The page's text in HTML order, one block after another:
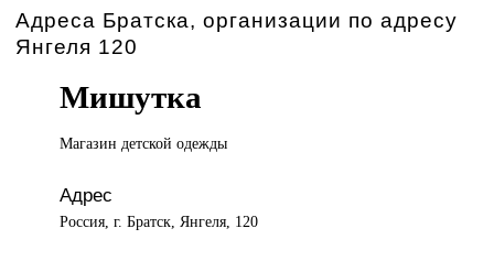
Адреса Братска, организации по адресу
Янгеля 120
Мишутка
Магазин детскойодежды
Адрес
Россия, г. Братск, Янгеля, 120